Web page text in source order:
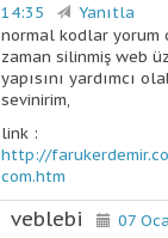
14:35
Yanıtla
normal kodlar yorum
zaman silinmiş web
yapısını yardımcı
sevinirim,
link :
http://
com.htm
veblebi 07